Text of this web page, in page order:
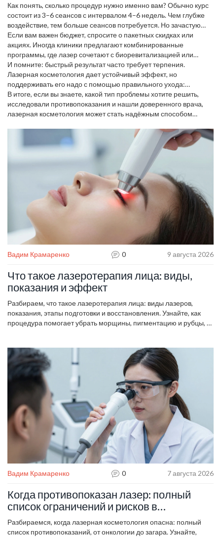
омоложения – от 15 000 до 50 000 рублей за курс. Цена зависит
от используемого оборудования, количества сеансов и
репутации клиники.
Отек и лёгкое покраснение – нормальная реакция, они
проходят за 3–5 дней. Если появляются сильные боли или
волдыри, сразу обращайтесь к врачу.
Как понять, сколько процедур нужно именно вам? Обычно курс
состоит из 3–6 сеансов с интервалом 4–6 недель. Чем глубже
воздействие, тем больше сеансов потребуется. Но зачастую
уже после второго‑третьего визита вы заметите улучшение
текстуры и уменьшение пигментации.
Если вам важен бюджет, спросите о пакетных скидках или
акциях. Иногда клиники предлагают комбинированные
программы, где лазер сочетают с биоревитализацией или
микродермабразией – это может снизить общую стоимость и
ускорить результат.
И помните: быстрый результат часто требует терпения.
Лазерная косметология дает устойчивый эффект, но
поддерживать его надо с помощью правильного ухода:
увлажнение, защита от UV и регулярные осмотры у
специалиста.
В итоге, если вы знаете, какой тип проблемы хотите решить,
исследовали противопоказания и нашли доверенного врача,
лазерная косметология может стать надёжным способом
Вадим Крамаренко 0 9 августа 2026
Что такое лазеротерапия лица: виды,
показания и эффект
Разбираем, что такое лазеротерапия лица: виды лазеров,
показания, этапы подготовки и восстановления. Узнайте, как
процедура помогает убрать морщины, пигментацию и рубцы, а
Вадим Крамаренко 0 7 августа 2026
Когда противопоказан лазер: полный
список ограничений и рисков в
косметологии
Разбираемся, когда лазерная косметология опасна: полный
список противопоказаний, от онкологии до загара. Узнайте,